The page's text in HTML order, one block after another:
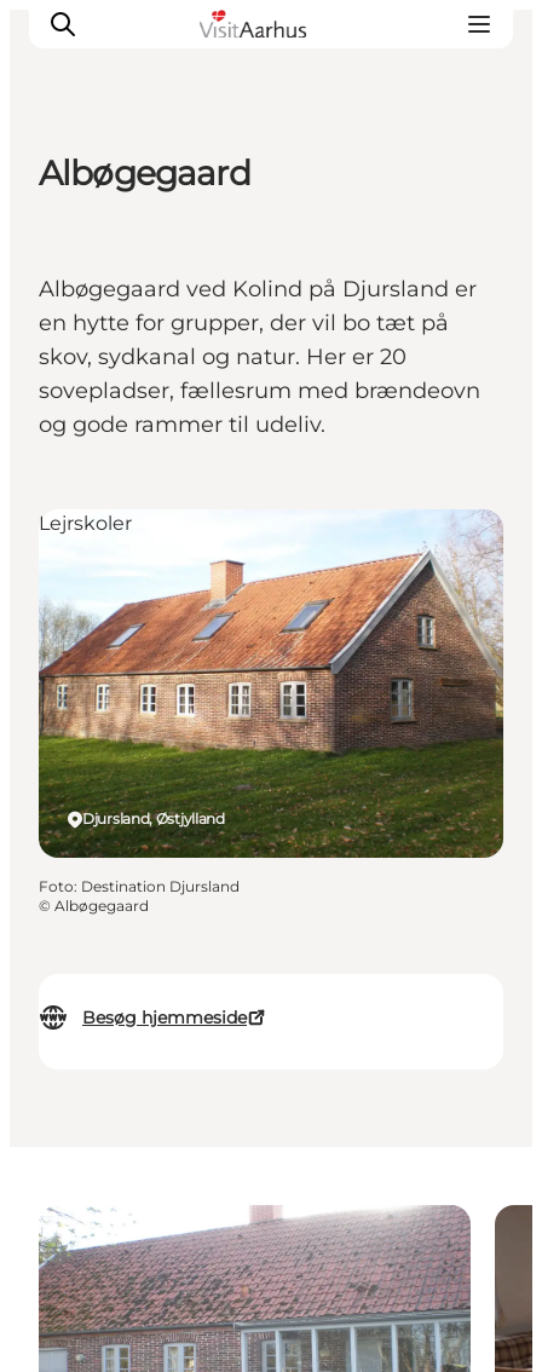
Byer og steder
Planlæg ferien
Transport
Albøgegaard
Albøgegaard ved Kolind på Djursland er
en hytte for grupper, der vil bo tæt på
skov, sydkanal og natur. Her er 20
sovepladser, fællesrum med brændeovn
og gode rammer til udeliv.
Besøg hjemmeside
Djursland, Østjylland
Lejrskoler
Foto: Destination Djursland
© Albøgegaard